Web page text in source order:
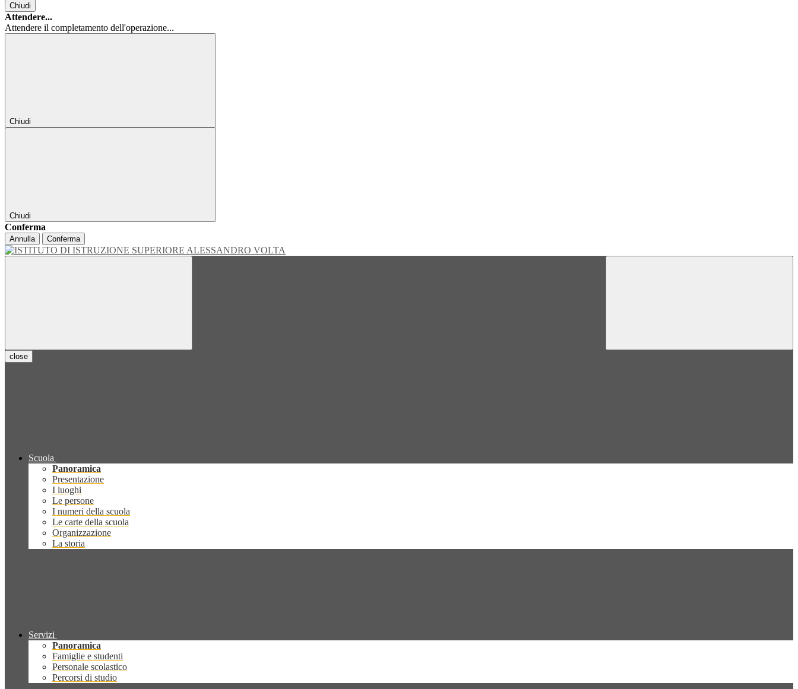
Chiudi
Attendere...
Attendere il completamento dell'operazione...
Chiudi
Chiudi
Conferma
Annulla Conferma
close
Scuola
Panoramica
Presentazione
I luoghi
Le persone
I numeri della scuola
Le carte della scuola
Organizzazione
La storia
Servizi
Panoramica
Famiglie e studenti
Personale scolastico
Percorsi di studio